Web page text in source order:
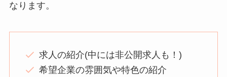
なります。
求人の紹介(中には非公開求人も！)
希望企業の雰囲気や特色の紹介